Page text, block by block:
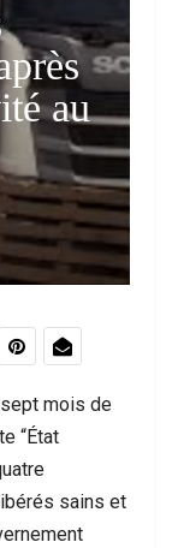
au
mois de
“État
sains et